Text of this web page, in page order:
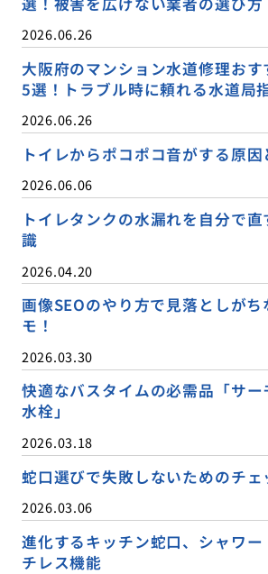
2026.06.26
大阪府のマンション水道修理お
5選！トラブル時に頼れる水道局
2026.06.26
トイレからポコポコ音がする原
2026.06.06
トイレタンクの水漏れを自分で
識
2026.04.20
画像SEOのやり方で見落としがち
モ！
2026.03.30
快適なバスタイムの必需品「サ
水栓」
2026.03.18
蛇口選びで失敗しないためのチェ
2026.03.06
進化するキッチン蛇口、シャワー
チレス機能